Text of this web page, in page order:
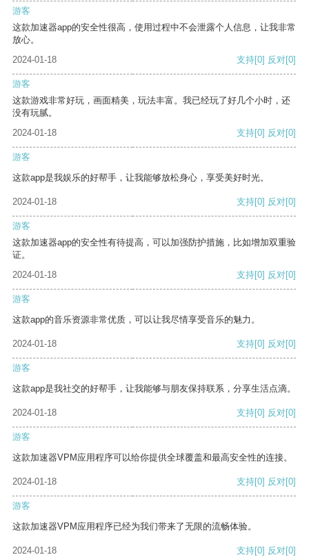
游客
这款加速器app的安全性很高，使用过程中不会泄露个人信息，让我非常
放心。
2024-01-18
支持[0] 反对[0]
游客
这款游戏非常好玩，画面精美，玩法丰富。我已经玩了好几个小时，还
没有玩腻。
2024-01-18
支持[0] 反对[0]
游客
这款app是我娱乐的好帮手，让我能够放松身心，享受美好时光。
2024-01-18 支持[0] 反对[0]
游客
这款加速器app的安全性有待提高，可以加强防护措施，比如增加双重验
证。
2024-01-18
支持[0] 反对[0]
游客
这款app的音乐资源非常优质，可以让我尽情享受音乐的魅力。
2024-01-18 支持[0] 反对[0]
游客
这款app是我社交的好帮手，让我能够与朋友保持联系，分享生活点滴。
2024-01-18 支持[0] 反对[0]
游客
这款加速器VPM应用程序可以给你提供全球覆盖和最高安全性的连接。
2024-01-18 支持[0] 反对[0]
游客
这款加速器VPM应用程序已经为我们带来了无限的流畅体验。
2024-01-18 支持[0] 反对[0]